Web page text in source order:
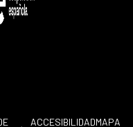
ACCESIBILIDADMAPA